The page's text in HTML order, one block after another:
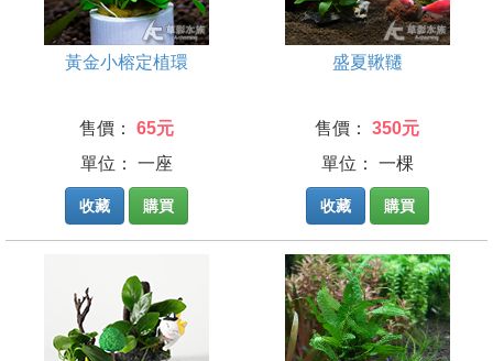
黃金小榕定植環
售價：
65元
單位： 一座
收藏 購買
盛夏鞦韆
售價：
350元
單位： 一棵
收藏 購買